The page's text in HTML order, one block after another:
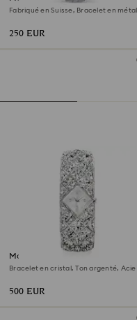
Fabriqué en Suisse, Bracelet en métal,
250 EUR
Montre Curiosa bangle
Bracelet en cristal, Ton argenté, Acier
500 EUR